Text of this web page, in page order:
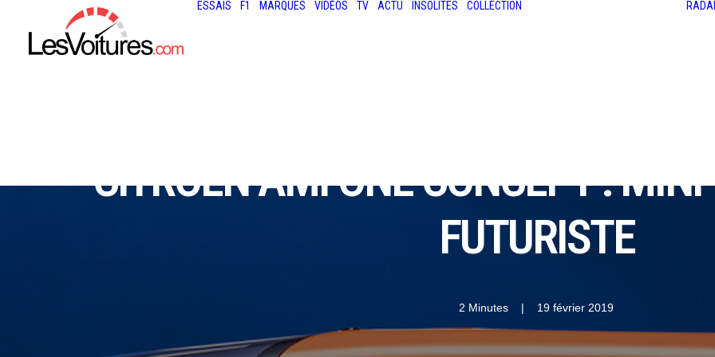
ESSAIS F1 MARQUES VIDÉOS TV ACTU INSOLITES COLLECTION
CITROËN AMI ONE CONCEPT :
FUTURISTE
2 Minutes | 19 février 2019